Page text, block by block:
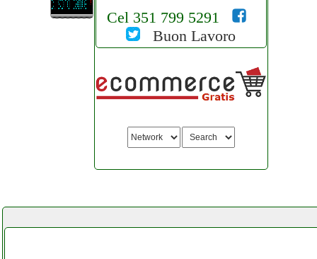
Cel 351 799 5291
Buon Lavoro